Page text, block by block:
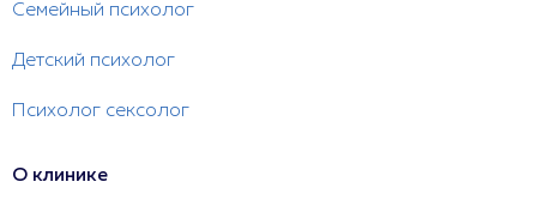
Семейный психолог
Детский психолог
Психолог сексолог
О клинике